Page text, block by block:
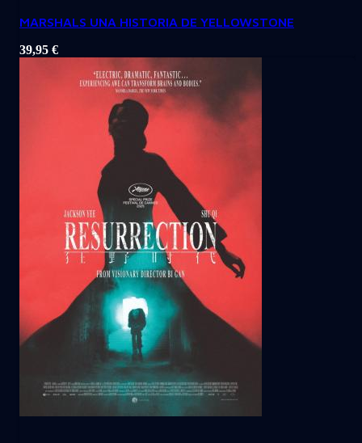
MARSHALS UNA HISTORIA DE YELLOWSTONE
39,95 €